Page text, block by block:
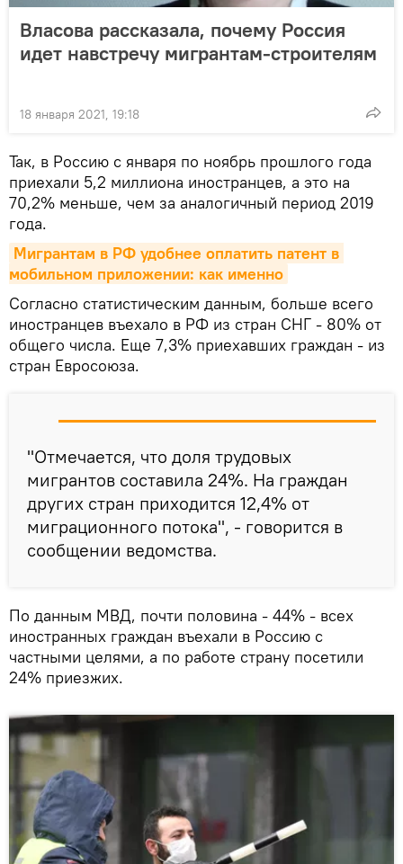
Власова рассказала, почему Россия
идет навстречу мигрантам-строителям
18 января 2021, 19:18
Так, в Россию с января по ноябрь прошлого года
приехали 5,2 миллиона иностранцев, а это на
70,2% меньше, чем за аналогичный период 2019
года.
Мигрантам в РФ удобнее оплатить патент в
мобильном приложении: как именно
Согласно статистическим данным, больше всего
иностранцев въехало в РФ из стран СНГ - 80% от
общего числа. Еще 7,3% приехавших граждан - из
стран Евросоюза.
"Отмечается, что доля трудовых
мигрантов составила 24%. На граждан
других стран приходится 12,4% от
миграционного потока", - говорится в
сообщении ведомства.
По данным МВД, почти половина - 44% - всех
иностранных граждан въехали в Россию с
частными целями, а по работе страну посетили
24% приезжих.